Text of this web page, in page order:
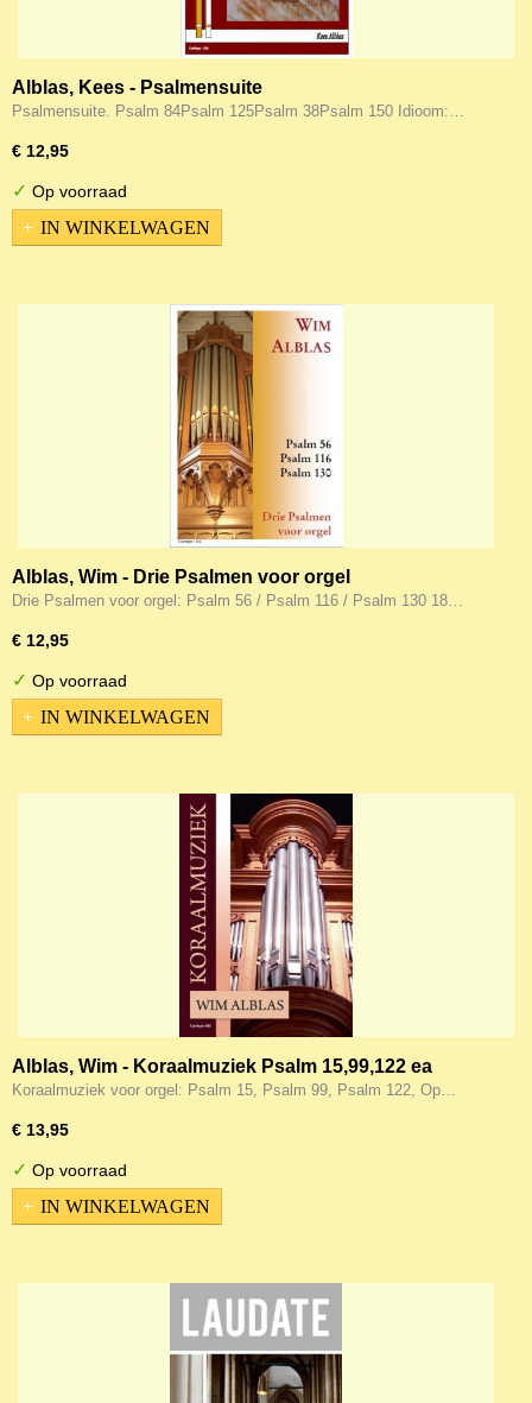
Alblas, Kees - Psalmensuite
Psalmensuite. Psalm 84Psalm 125Psalm 38Psalm 150 Idioom:…
€ 12,95
✓ Op voorraad
IN WINKELWAGEN
Alblas, Wim - Drie Psalmen voor orgel
Drie Psalmen voor orgel: Psalm 56 / Psalm 116 / Psalm 130 18…
€ 12,95
✓ Op voorraad
IN WINKELWAGEN
Alblas, Wim - Koraalmuziek Psalm 15,99,122 ea
Koraalmuziek voor orgel: Psalm 15, Psalm 99, Psalm 122, Op…
€ 13,95
✓ Op voorraad
IN WINKELWAGEN